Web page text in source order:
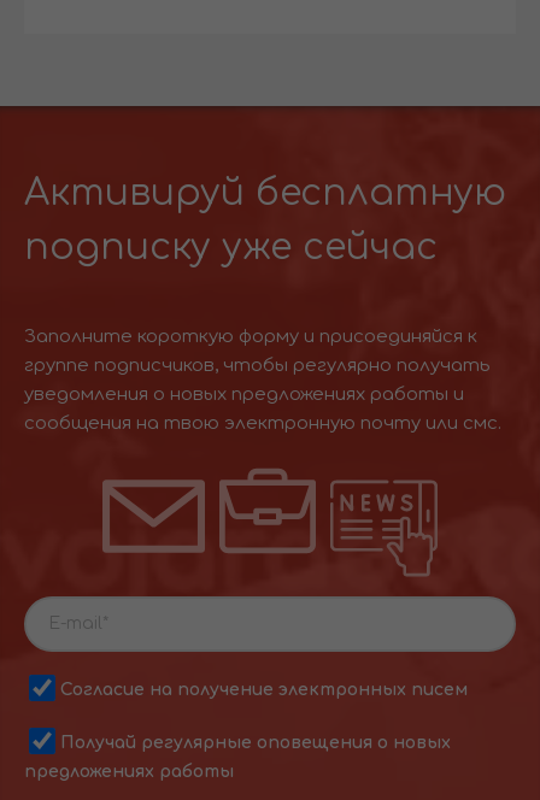
Активируй бесплатную
подписку уже сейчас
Заполните короткую форму и присоединяйся к
группе подписчиков, чтобы регулярно получать
уведомления о новых предложениях работы и
сообщения на твою электронную почту или смс.
Согласие на получение электронных писем
Получай регулярные оповещения о новых
предложениях работы